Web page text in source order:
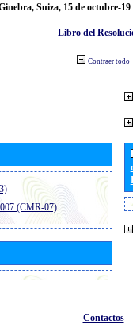
Suiza, 15 de octubre-19
Libro del
Contraer todo
(CMR-07)
Contactos